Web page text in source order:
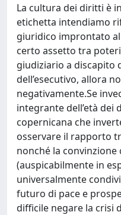
La cultura dei diritti è
etichetta intendiamo
giuridico improntato
certo assetto tra
giudiziario a discapito
dell’esecutivo, allora
negativamente.Se
integrante dell’età dei
copernicana che
osservare il rapporto
nonché la
(auspicabilmente in
universalmente
futuro di pace e
difficile negare la crisi